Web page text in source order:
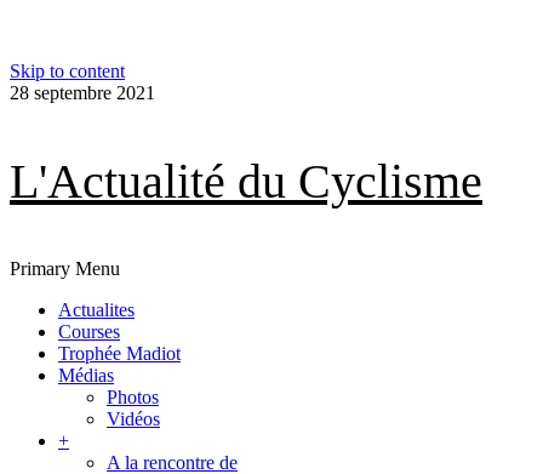
Skip to content
28 septembre 2021
L'Actualité du Cyclisme
Primary Menu
Actualites
Courses
Trophée Madiot
Médias
Photos
Vidéos
+
A la rencontre de